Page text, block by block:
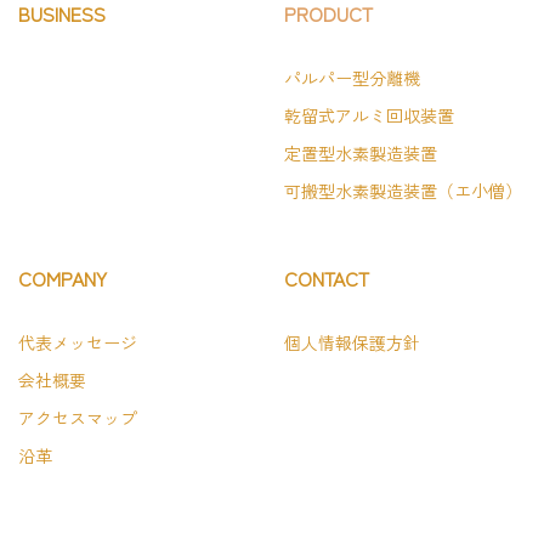
BUSINESS PRODUCT
パルパー型分離機
乾留式アルミ回収装置
定置型水素製造装置
可搬型水素製造装置（エ小僧）
COMPANY
代表メッセージ
会社概要
アクセスマップ
沿革
CONTACT
個人情報保護方針